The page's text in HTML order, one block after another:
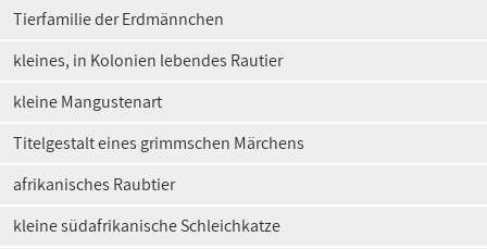
Tierfamilie der Erdmännchen
kleines, in Kolonien lebendes Rautier
kleine Mangustenart
Titelgestalt eines grimmschen Märchens
afrikanisches Raubtier
kleine südafrikanische Schleichkatze